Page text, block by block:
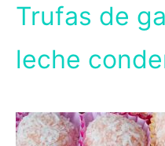
Trufas de
leche